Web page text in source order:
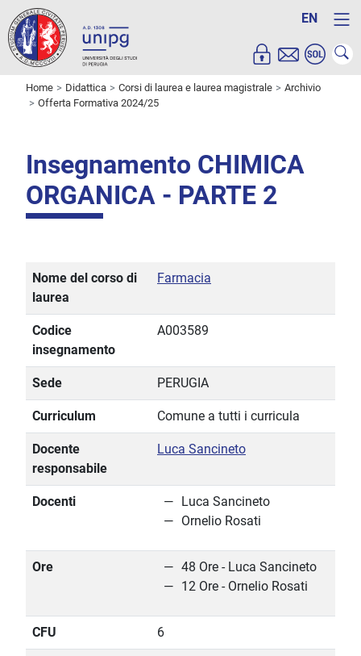
EN
Home Didattica Corsi di laurea e laurea magistrale
Archivio
Offerta Formativa 2024/25
Insegnamento CHIMICA
ORGANICA - PARTE 2
Nome del corso di
laurea
Farmacia
Codice
insegnamento
A003589
Sede PERUGIA
Curriculum Comune a tutti i curricula
Docente
responsabile
Luca Sancineto
Docenti
Luca Sancineto
Ornelio Rosati
Ore
48 Ore - Luca Sancineto
12 Ore - Ornelio Rosati
CFU 6